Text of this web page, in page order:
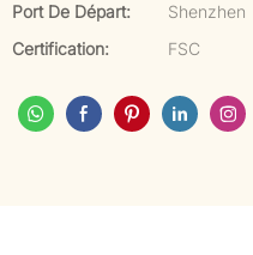
Port De Départ:
Shenzhen
Certification:
FSC